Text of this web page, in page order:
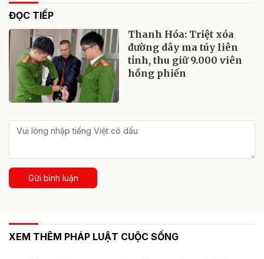
ĐỌC TIẾP
Thanh Hóa: Triệt xóa
đường dây ma túy liên
tỉnh, thu giữ 9.000 viên
hồng phiến
Gửi bình luận
XEM THÊM PHÁP LUẬT CUỘC SỐNG